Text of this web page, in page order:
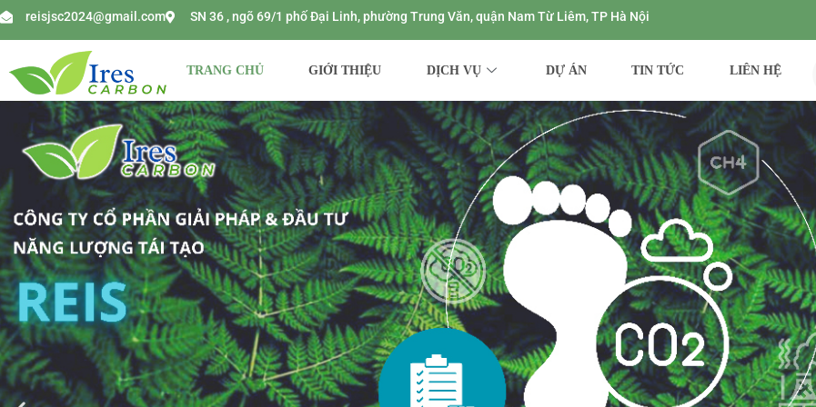
reisjsc2024@gmail.com SN 36 , ngõ 69/1 phố Đại Linh, phường Trung Văn, quận Nam Từ Liêm, TP Hà Nội
TRANG CHỦ GIỚI THIỆU DỊCH VỤ DỰ ÁN TIN TỨC LIÊN HỆ